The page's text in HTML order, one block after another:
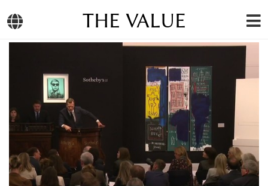
THE VALUE